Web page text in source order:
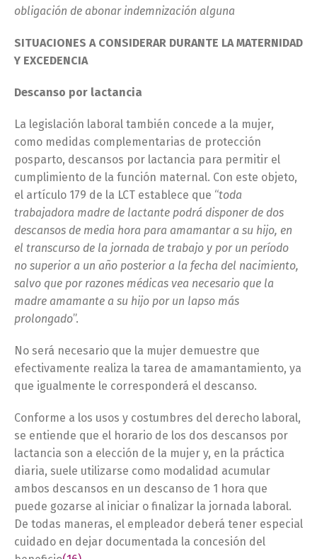
obligación de abonar indemnización alguna
SITUACIONES A CONSIDERAR DURANTE LA MATERNIDAD
Y EXCEDENCIA
Descanso por lactancia
La legislación laboral también concede a la mujer,
como medidas complementarias de protección
posparto, descansos por lactancia para permitir el
cumplimiento de la función maternal. Con este objeto,
el artículo 179 de la LCT establece que “toda
trabajadora madre de lactante podrá disponer de dos
descansos de media hora para amamantar a su hijo, en
el transcurso de la jornada de trabajo y por un período
no superior a un año posterior a la fecha del nacimiento,
salvo que por razones médicas vea necesario que la
madre amamante a su hijo por un lapso más
prolongado”.
No será necesario que la mujer demuestre que
efectivamente realiza la tarea de amamantamiento, ya
que igualmente le corresponderá el descanso.
Conforme a los usos y costumbres del derecho laboral,
se entiende que el horario de los dos descansos por
lactancia son a elección de la mujer y, en la práctica
diaria, suele utilizarse como modalidad acumular
ambos descansos en un descanso de 1 hora que
puede gozarse al iniciar o finalizar la jornada laboral.
De todas maneras, el empleador deberá tener especial
cuidado en dejar documentada la concesión del